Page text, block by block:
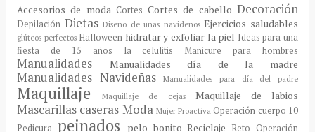
Accesorios de moda Cortes Cortes de cabello Decoración
Depilación Dietas Diseño de uñas navideños Ejercicios saludables
glúteos perfectos Halloween hidratar y exfoliar la piel Ideas para una
fiesta de 15 años
la celulitis Manicure para hombres
Manualidades Manualidades día de la madre
Manualidades Navideñas Manualidades para día del padre
Maquillaje Maquillaje de cejas Maquillaje de labios
Mascarillas caseras Moda Mujer Proactiva Operación cuerpo 10
Pedicura peinados pelo bonito Reciclaje Reto Operación